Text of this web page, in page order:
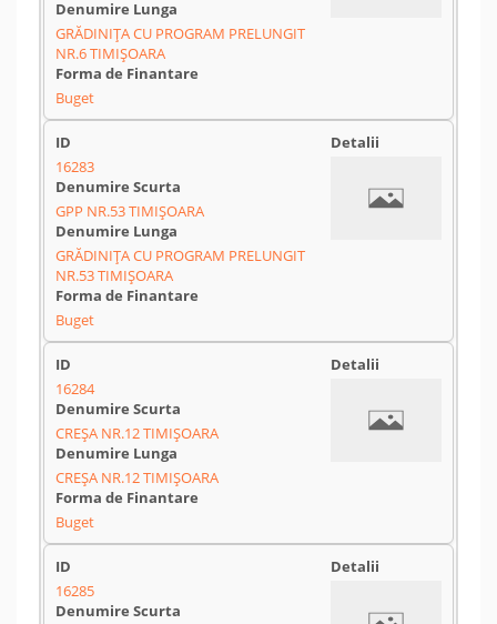
GRĂDINIȚA CU PROGRAM PRELUNGIT
NR.6 TIMIȘOARA
Buget
16283
GPP NR.53 TIMIȘOARA
GRĂDINIȚA CU PROGRAM PRELUNGIT
NR.53 TIMIȘOARA
Buget
16284
CREȘA NR.12 TIMIȘOARA
CREȘA NR.12 TIMIȘOARA
Buget
16285